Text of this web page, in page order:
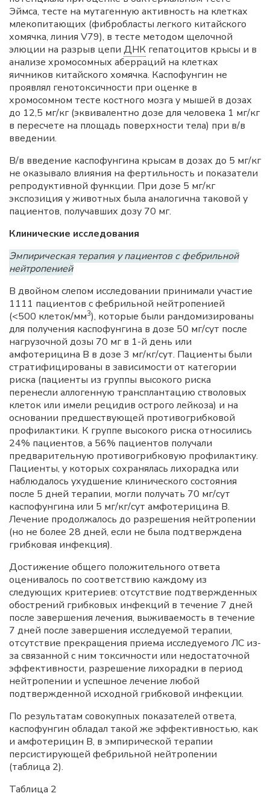
Эймса, тесте на мутагенную активность на клетках
млекопитающих (фибробласты легкого китайского
хомячка, линия V79), в тесте методом щелочной
элюции на разрыв цепи ДНК гепатоцитов крысы и в
анализе хромосомных аберраций на клетках
яичников китайского хомячка. Каспофунгин не
проявлял генотоксичности при оценке в
хромосомном тесте костного мозга у мышей в дозах
до 12,5 мг/кг (эквивалентно дозе для человека 1 мг/кг
в пересчете на площадь поверхности тела) при в/в
введении.
В/в введение каспофунгина крысам в дозах до 5 мг/кг
не оказывало влияния на фертильность и показатели
репродуктивной функции. При дозе 5 мг/кг
экспозиция у животных была аналогична таковой у
пациентов, получавших дозу 70 мг.
Клинические исследования
Эмпирическая терапия у пациентов с фебрильной
нейтропенией
В двойном слепом исследовании принимали участие
1111 пациентов с фебрильной нейтропенией
(<500 клеток/мм3), которые были рандомизированы
для получения каспофунгина в дозе 50 мг/сут после
нагрузочной дозы 70 мг в 1-й день или
амфотерицина B в дозе 3 мг/кг/сут. Пациенты были
стратифицированы в зависимости от категории
риска (пациенты из группы высокого риска
перенесли аллогенную трансплантацию стволовых
клеток или имели рецидив острого лейкоза) и на
основании предшествующей противогрибковой
профилактики. К группе высокого риска относились
24% пациентов, а 56% пациентов получали
предварительную противогрибковую профилактику.
Пациенты, у которых сохранялась лихорадка или
наблюдалось ухудшение клинического состояния
после 5 дней терапии, могли получать 70 мг/сут
каспофунгина или 5 мг/кг/сут амфотерицина B.
Лечение продолжалось до разрешения нейтропении
(но не более 28 дней, если не была подтверждена
грибковая инфекция).
Достижение общего положительного ответа
оценивалось по соответствию каждому из
следующих критериев: отсутствие подтвержденных
обострений грибковых инфекций в течение 7 дней
после завершения лечения, выживаемость в течение
7 дней после завершения исследуемой терапии,
отсутствие прекращения приема исследуемого ЛС из-
за связанной с ним токсичности или недостаточной
эффективности, разрешение лихорадки в период
нейтропении и успешное лечение любой
подтвержденной исходной грибковой инфекции.
По результатам совокупных показателей ответа,
каспофунгин обладал такой же эффективностью, как
и амфотерицин B, в эмпирической терапии
персистирующей фебрильной нейтропении
(таблица 2).
Таблица 2